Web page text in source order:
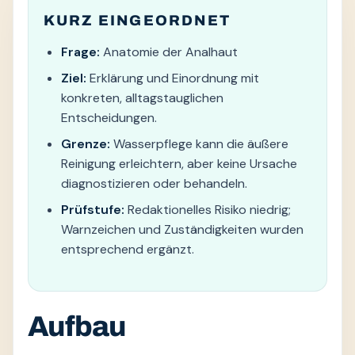
KURZ EINGEORDNET
Frage: Anatomie der Analhaut
Ziel: Erklärung und Einordnung mit
konkreten, alltagstauglichen
Entscheidungen.
Grenze: Wasserpflege kann die äußere
Reinigung erleichtern, aber keine Ursache
diagnostizieren oder behandeln.
Prüfstufe: Redaktionelles Risiko niedrig;
Warnzeichen und Zuständigkeiten wurden
entsprechend ergänzt.
Aufbau